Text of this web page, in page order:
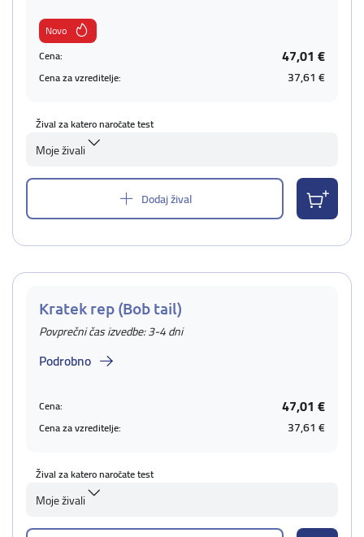
Novo
Cena:
47,01 €
Cena za vzreditelje: 37,61 €
Žival za katero naročate test
Moje živali
Dodaj žival
Kratek rep (Bob tail)
Povprečni čas izvedbe: 3-4 dni
Podrobno
Cena: 47,01 €
Cena za vzreditelje: 37,61 €
Žival za katero naročate test
Moje živali